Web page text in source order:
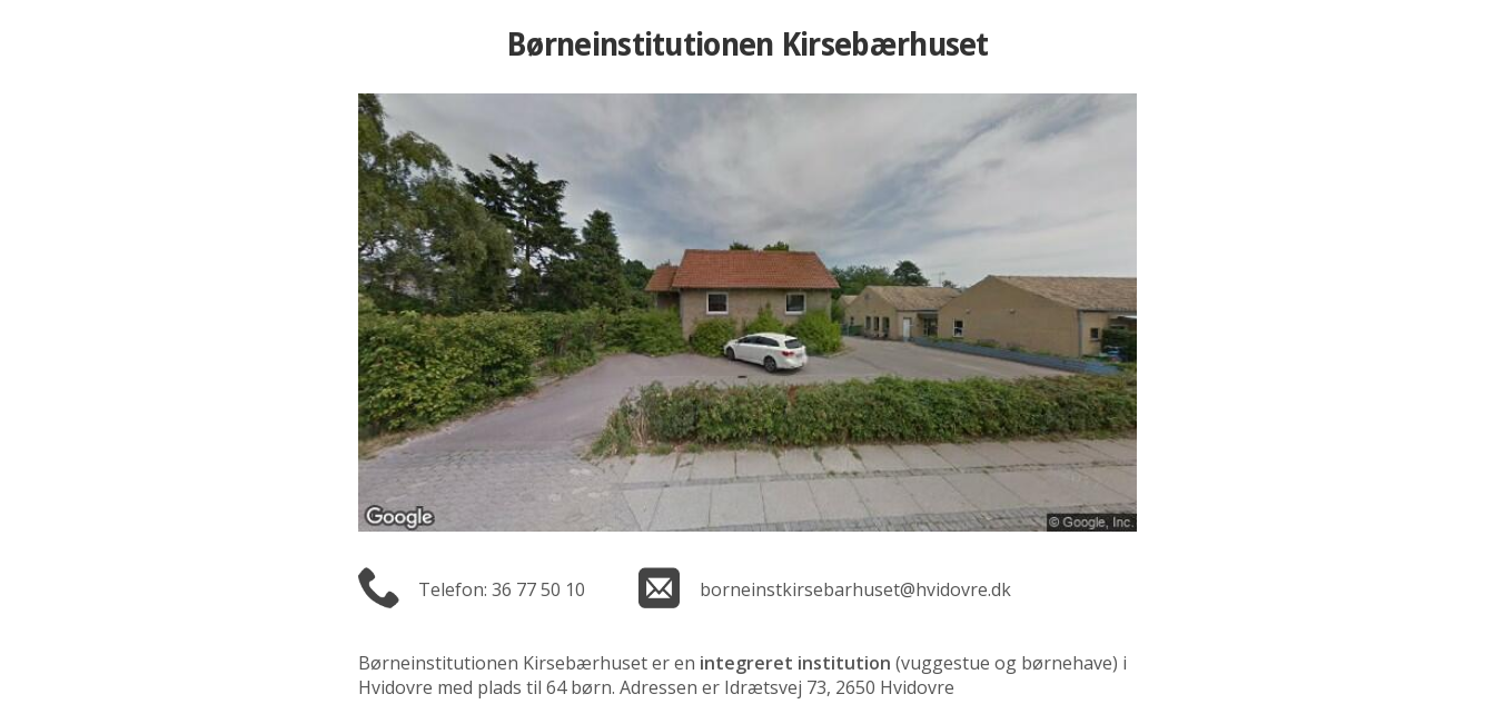
Børneinstitutionen Kirsebærhuset
Telefon: 36 77 50 10 borneinstkirsebarhuset@hvidovre.dk
Børneinstitutionen Kirsebærhuset er en integreret institution (vuggestue og børnehave) i
Hvidovre med plads til 64 børn. Adressen er Idrætsvej 73, 2650 Hvidovre